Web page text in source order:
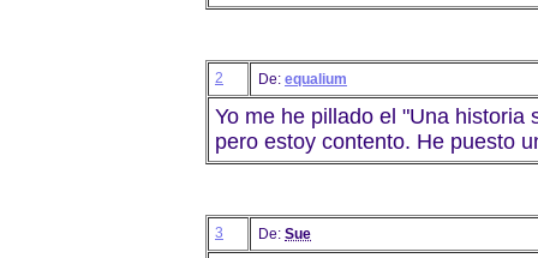
2 De: equalium
Yo me he pillado el "Una historia
pero estoy contento. He puesto
3 De: Sue